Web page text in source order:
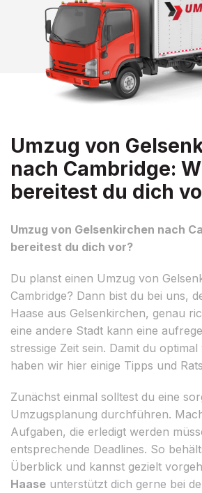
Umzug von
nach Cambridge:
bereitest du dich
Umzug von Gelsenkirchen nach
bereitest du dich vor?
Du planst einen Umzug von
Cambridge? Dann bist du bei uns,
Haase aus Gelsenkirchen, genau
eine andere Stadt kann eine
stressige Zeit sein. Damit du
haben wir hier einige Tipps und
Zunächst einmal solltest du eine
Umzugsplanung durchführen.
Aufgaben, die erledigt werden
entsprechende Deadlines. So
Überblick und kannst gezielt
Haase unterstützt dich gerne bei